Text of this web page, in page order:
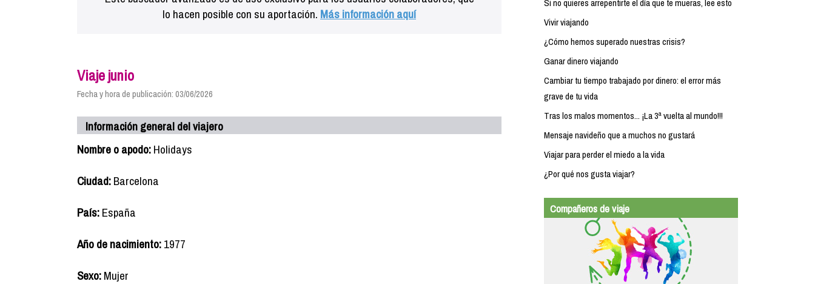
lo hacen posible con su aportación. Más información aquí
Viaje junio
Fecha y hora de publicación: 03/06/2026
Información general del viajero
Nombre o apodo:Holidays
Ciudad:Barcelona
País:España
Año de nacimiento:1977
Sexo:Mujer
Si no quieres arrepentirte el día que te mueras, lee esto
Vivir viajando
¿Cómo hemos superado nuestras crisis?
Ganar dinero viajando
Cambiar tu tiempo trabajado por dinero: el error más
grave de tu vida
Tras los malos momentos... ¡La 3ª vuelta al mundo!!!
Mensaje navideño que a muchos no gustará
Viajar para perder el miedo a la vida
¿Por qué nos gusta viajar?
Compañeros de viaje